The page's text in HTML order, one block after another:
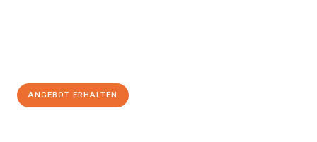
ANGEBOT ERHALTEN